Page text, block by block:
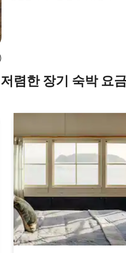
(5점 만점), 후기 15개
렴한 장기 숙박 요